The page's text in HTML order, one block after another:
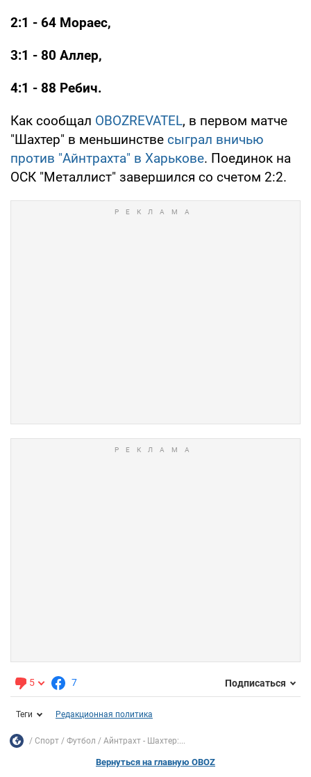
2:1 - 64 Мораес,
3:1 - 80 Аллер,
4:1 - 88 Ребич.
Как сообщал OBOZREVATEL, в первом матче
"Шахтер" в меньшинстве сыграл вничью
против "Айнтрахта" в Харькове. Поединок на
ОСК "Металлист" завершился со счетом 2:2.
5 7 Подписаться
Теги Редакционная политика
Спорт Футбол Айнтрахт - Шахтер:...
Вернуться на главную OBOZ